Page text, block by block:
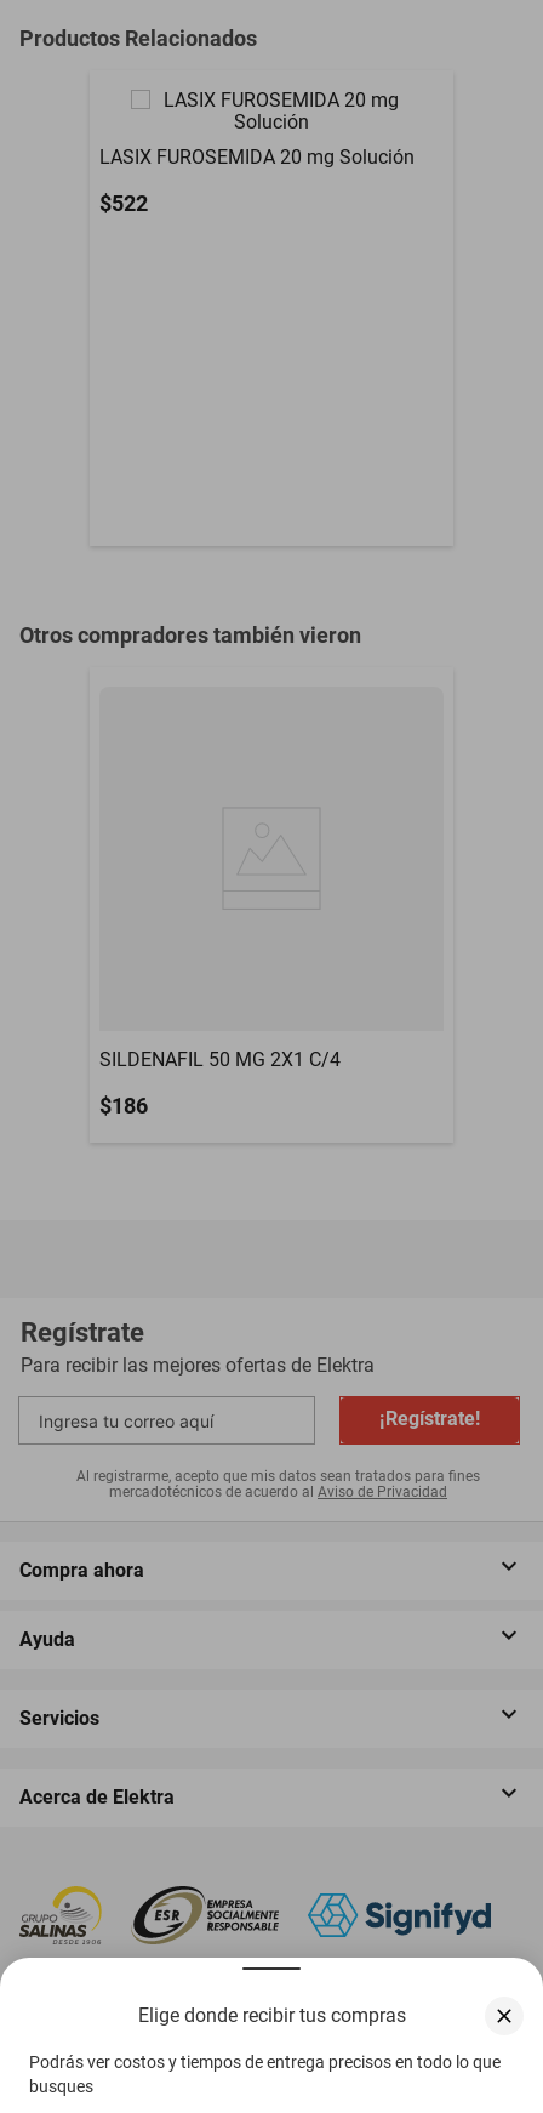
Elige donde recibir tus compras
Podrás ver costos y tiempos de entrega precisos en todo lo que
busques
Marca
Productos Relacionados
LASIX FUROSEMIDA 20 mg Solución
$522
Otros compradores también vieron
SILDENAFIL 50 MG 2X1 C/4
$186
Regístrate
Para recibir las mejores ofertas de Elektra
¡Regístrate!
Al registrarme, acepto que mis datos sean tratados para fines
mercadotécnicos de acuerdo al Aviso de Privacidad
Compra ahora
Ayuda
Servicios
Acerca de Elektra